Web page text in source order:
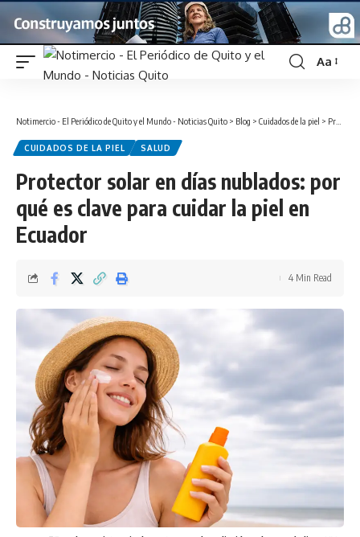
Font
Aa
Notimercio - El Periódico de Quito y el Mundo - Noticias Quito > Blog > Cuidados de la piel > Protector solar en días nublados: por qué es clave para cuidar la piel en Ecuador
CUIDADOS DE LA PIEL SALUD
Protector solar en días nublados: por
qué es clave para cuidar la piel en
Ecuador
4 Min Read